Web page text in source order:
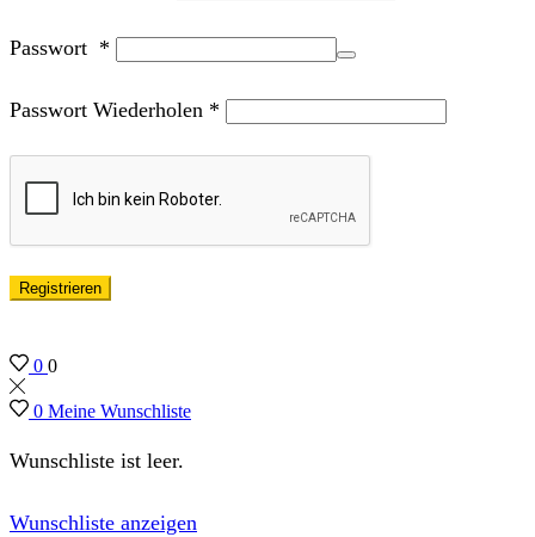
Passwort *
Passwort Wiederholen *
Registrieren
0 0
0 Meine Wunschliste
Wunschliste ist leer.
Wunschliste anzeigen